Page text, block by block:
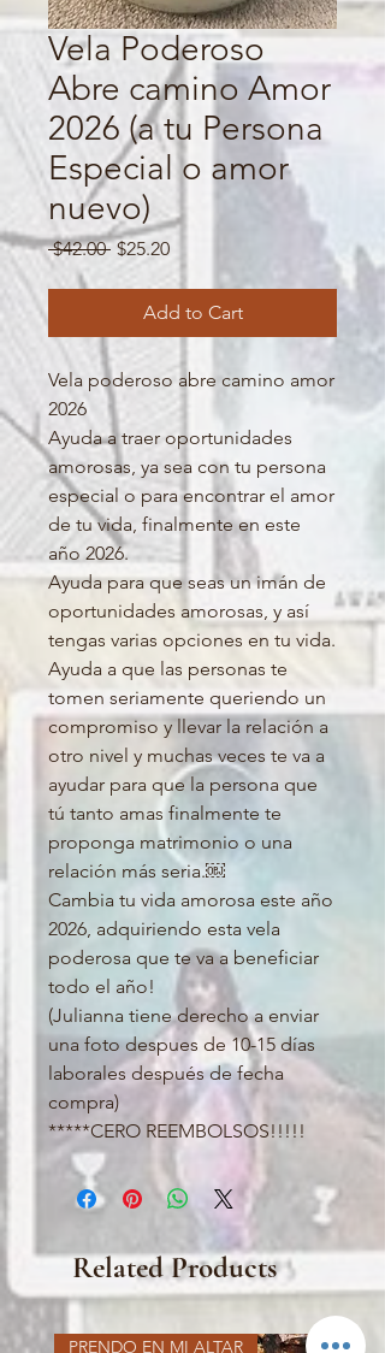
Vela Poderoso
Abre camino Amor
2026 (a tu Persona
Especial o amor
nuevo)
$42.00 Regular
Price
$25.20Sale
Add to Cart
Vela poderoso abre camino amor
2026
Ayuda a traer oportunidades
amorosas, ya sea con tu persona
especial o para encontrar el amor
de tu vida, finalmente en este
año 2026.
Ayuda para que seas un imán de
oportunidades amorosas, y así
tengas varias opciones en tu vida.
Ayuda a que las personas te
tomen seriamente queriendo un
compromiso y llevar la relación a
otro nivel y muchas veces te va a
ayudar para que la persona que
tú tanto amas finalmente te
proponga matrimonio o una
relación más seria.￼
Cambia tu vida amorosa este año
2026, adquiriendo esta vela
poderosa que te va a beneficiar
todo el año!
(Julianna tiene derecho a enviar
una foto despues de 10-15 días
laborales después de fecha
compra)
*****CERO REEMBOLSOS!!!!!
Related Products
PRENDO EN MI ALTAR